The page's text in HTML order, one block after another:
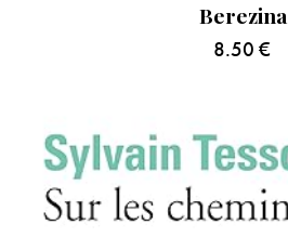
Berezina
8.50 €